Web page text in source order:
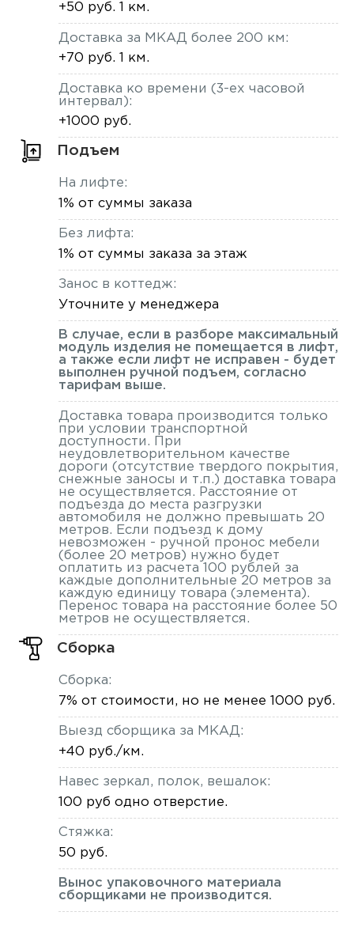
+50 руб. 1 км.
Доставка за МКАД более 200 км:
+70 руб. 1 км.
Доставка ко времени (3-ех часовой
интервал):
+1000 руб.
Подъем
На лифте:
1% от суммы заказа
Без лифта:
1% от суммы заказа за этаж
Занос в коттедж:
Уточните у менеджера
В случае, если в разборе максимальный
модуль изделия не помещается в лифт,
а также если лифт не исправен - будет
выполнен ручной подъем, согласно
тарифам выше.
Доставка товара производится только
при условии транспортной
доступности. При
неудовлетворительном качестве
дороги (отсутствие твердого покрытия,
снежные заносы и т.п.) доставка товара
не осуществляется. Расстояние от
подъезда до места разгрузки
автомобиля не должно превышать 20
метров. Если подъезд к дому
невозможен - ручной пронос мебели
(более 20 метров) нужно будет
оплатить из расчета 100 рублей за
каждые дополнительные 20 метров за
каждую единицу товара (элемента).
Перенос товара на расстояние более 50
метров не осуществляется.
Сборка
Сборка:
7% от стоимости, но не менее 1000 руб.
Выезд сборщика за МКАД:
+40 руб./км.
Навес зеркал, полок, вешалок:
100 руб одно отверстие.
Стяжка:
50 руб.
Вынос упаковочного материала
сборщиками не производится.